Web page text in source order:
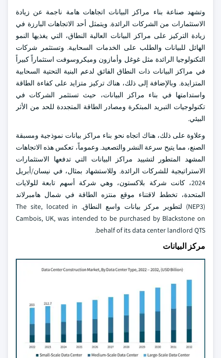
وتشهد صناعة بناء مراكز البيانات اتجاهات هامة ناجمة عن زيادة
الاستثمارات من الشركات الرائدة. ويتمثل أحد الاتجاهات البارزة في
زيادة التركيز على مراكز البيانات العالية النطاق، التي يغذيها النمو
الهائل للبيانات والطلب على الخدمات السحابية. وتستثمر شركات
التكنولوجيا الرائدة مثل غوغل وأمازون وميكروسوفت استثماراً كبيراً
في مراكز البيانات ذات النطاق الفائق لدعم البنية التحتية السحابية
المتزايدة. وبالإضافة إلى ذلك، هناك تركيز متزايد على كفاءة الطاقة
واستدامتها في بناء مراكز البيانات، حيث تستثمر الشركات في
تكنولوجيات التبريد المبتكرة ومصادر الطاقة المتجددة للحد من الأثر
البيئي.
وعلاوة على ذلك، هناك اتجاه نحو بناء مراكز بيانات نموذجية ومسبقة
الصنع، مما يتيح سرعة النشر والتصعيد. وعموماً، تعكس هذه الاتجاهات
المشهد المتطور لتشييد مراكز البيانات التي تدفعها الاستثمارات
الاستراتيجية للشركات الرائدة. وللاستشهاد بمثال، في نيسان/أبريل
2024، كانت شركة بلاكستون، وهي شركة أسهم تابعة للولايات
المتحدة، تخطط لاقتناء موقع منتزه الطاقة في شمال هامبرلاند
(NEP3) لتطوير مركز بيانات واسع النطاق. The site, located in
Cambois, UK, was intended to be purchased by Blackstone on
behalf of its data center landlord QTS.
مركز البيانات